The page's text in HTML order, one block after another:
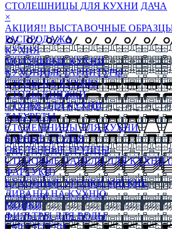
СТОЛЕШНИЦЫ ДЛЯ КУХНИ ДАЧА
×
АКЦИЯ!! ВЫСТАВОЧНЫЕ
РАСПРОДАЖА
КУХНЯ
МОДУЛЬНЫЕ КУХНИ
КУХОННЫЕ ГАРНИТУРЫ
СТОЛЫ НА КУХНЮ
СТОЛЫ КНИЖКИ
СТУЛЬЯ ДЛЯ КУХНИ
ТАБУРЕТЫ
СТОЛЕШНИЦЫ ДЛЯ КУХНИ
БАРНЫЕ СТУЛЬЯ
ОБЕДЕННЫЕ ГРУППЫ
СТЕНОВЫЕ ПАНЕЛИ ДЛЯ КУХНИ
ФАРТУКИ)
КУХОННЫЕ УГОЛКИ МЯГКИЕ
ДИВАНЫ НА КУХНЮ
МОЙКИ
ФИЛЬТРЫ ДЛЯ ВОДЫ